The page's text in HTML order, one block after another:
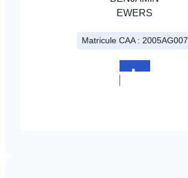
EWERS
Matricule CAA : 2005AG007